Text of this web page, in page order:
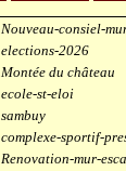
Nouveau-consiel-
elections-2026
Montée du château
ecole-st-eloi
sambuy
complexe-sportif-
Renovation-mur-